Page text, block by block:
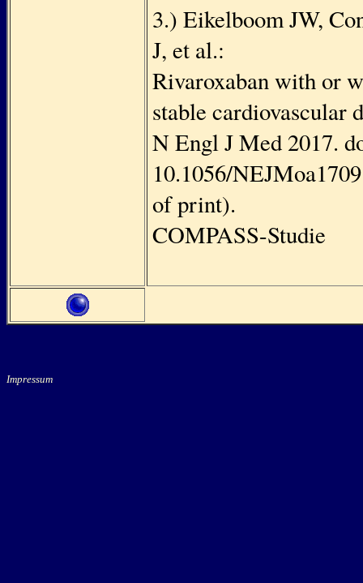
3.) Eikelboom JW,
J, et al.:
Rivaroxaban with or
stable cardiovascular
N Engl J Med 2017.
10.1056/
of print).
COMPASS-Studie
Impressum